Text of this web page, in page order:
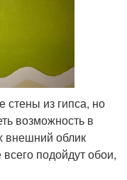
стены из гипса, но
возможность в
внешний облик
подойдут обои,